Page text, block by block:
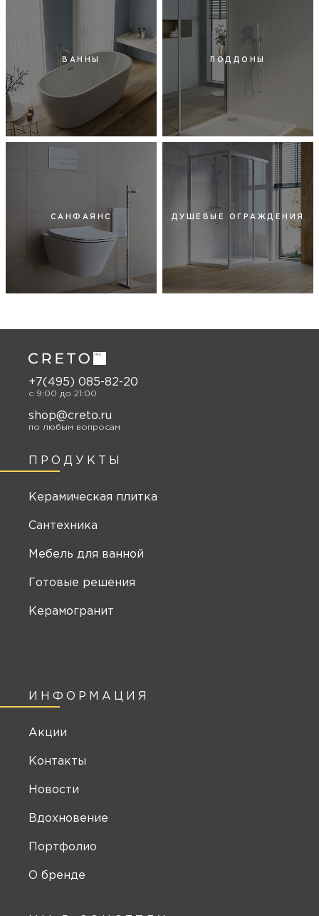
ВАННЫ ПОДДОНЫ
САНФАЯНС ДУШЕВЫЕ ОГРАЖДЕНИЯ
ИНФОРМАЦИЯ
Акции
Контакты
Новости
Вдохновение
Портфолио
О бренде
ПРОДУКТЫ
Керамическая плитка
Сантехника
Мебель для ванной
Готовые решения
Керамогранит
+7(495) 085-82-20
c 9:00 до 21:00
shop@creto.ru
по любым вопросам